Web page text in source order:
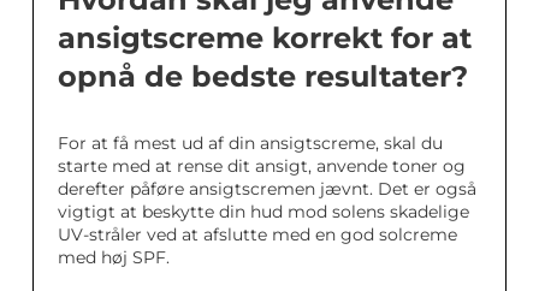
ansigtscreme korrekt for at
opnå de bedste resultater?
For at få mest ud af din ansigtscreme, skal du
starte med at rense dit ansigt, anvende toner og
derefter påføre ansigtscremen jævnt. Det er også
vigtigt at beskytte din hud mod solens skadelige
UV-stråler ved at afslutte med en god solcreme
med høj SPF.